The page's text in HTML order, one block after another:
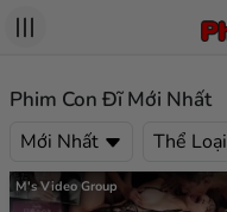
Phim Con Đĩ Mới Nhất
Mới Nhất Thể Loại
M's Video Group